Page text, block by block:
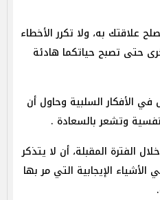
علاقتك به، ولا تكرر الأخطاء
حتى تصبح حياتكما هادئة
الأفكار السلبية وحاول أن
وتشعر بالسعادة .
الفترة المقبلة، أن لا يتذكر
الإيجابية التي مر بها